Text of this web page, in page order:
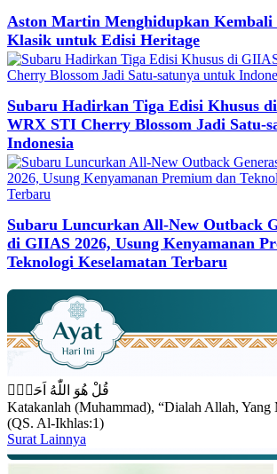
Aston Martin Menghidupkan
Klasik untuk Edisi Heritage
Subaru Hadirkan Tiga Edisi Khusus
WRX STI Cherry Blossom Jadi Satu-
Indonesia
Subaru Luncurkan All-New Outback
di GIIAS 2026, Usung Kenyamanan
Teknologi Keselamatan Terbaru
قُلْ هُوَ اللّٰهُ اَحَدٌۚ
Katakanlah (Muhammad), “Dialah Allah, Yang
(QS. Al-Ikhlas:1)
Surat Lainnya